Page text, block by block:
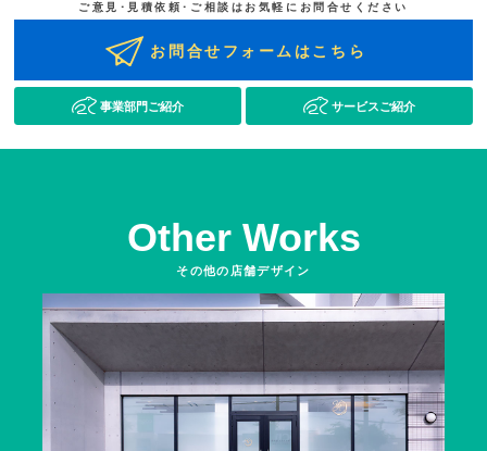
ご意見･見積依頼･ご相談はお気軽にお問合せください
お問合せフォームはこちら
事業部門ご紹介 サービスご紹介
Other Works
その他の店舗デザイン